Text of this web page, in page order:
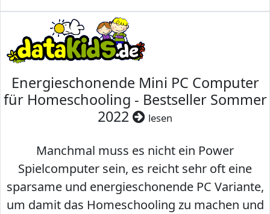
Energieschonende Mini PC Computer
für Homeschooling - Bestseller Sommer
2022
lesen
Manchmal muss es nicht ein Power
Spielcomputer sein, es reicht sehr oft eine
sparsame und energieschonende PC Variante,
um damit das Homeschooling zu machen und